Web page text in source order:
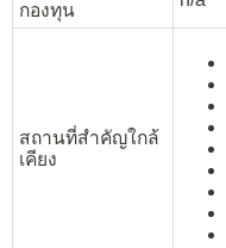
กองทุน
สถานที่สำคัญใกล้
เคียง